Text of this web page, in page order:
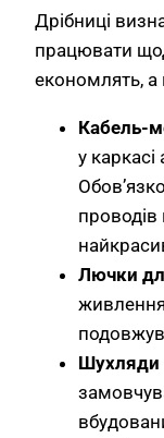
Дрібниці
працювати
економлять,
Кабель-
у
проводів
Лючки
Шухляди